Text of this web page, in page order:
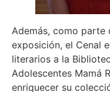
Además, como parte
exposición, el Cenal
literarios a la
Adolescentes Mamá
enriquecer su